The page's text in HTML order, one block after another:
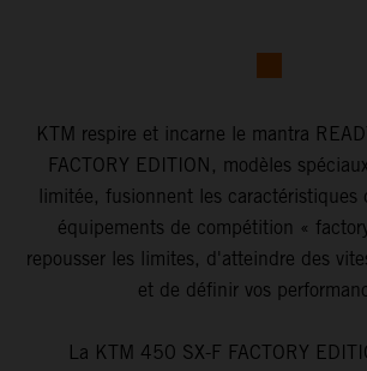
KTM respire et incarne le mantra
FACTORY EDITION, modèles
limitée, fusionnent les caractéristiques
équipements de compétition «
repousser les limites, d'atteindre des
et de définir vos
La KTM 450 SX-F FACTORY